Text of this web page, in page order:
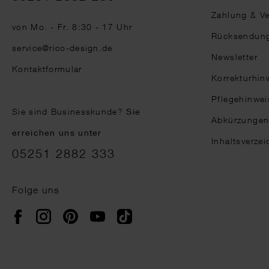
von Mo. - Fr. 8:30 - 17 Uhr
service@rico-design.de
Kontaktformular
Sie sind Businesskunde?Sie
erreichen uns unter
05251 2882 333
Folge uns
FacebookInstagramPinterestYouTubeTikTok
Zahlung &
Newsletter
Abkürzungen